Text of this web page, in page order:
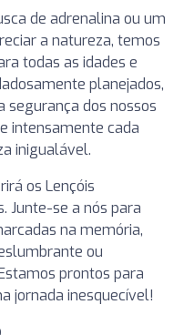
de adrenalina ou um
a natureza, temos
todas as idades e
planejados,
segurança dos nossos
intensamente cada
inigualável.
os Lençóis
Junte-se a nós para
na memória,
ou
prontos para
jornada inesquecível!